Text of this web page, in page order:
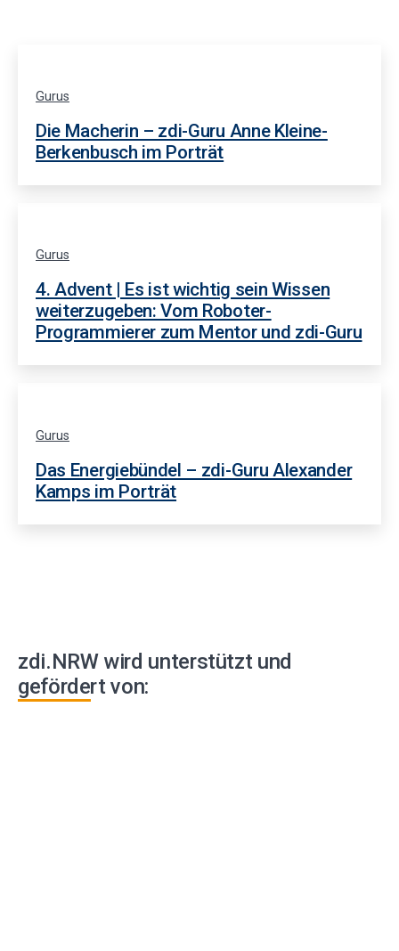
Gurus
Die Macherin – zdi-Guru Anne Kleine-
Berkenbusch im Porträt
Gurus
4. Advent | Es ist wichtig sein Wissen
weiterzugeben: Vom Roboter-
Programmierer zum Mentor und zdi-Guru
Gurus
Das Energiebündel – zdi-Guru Alexander
Kamps im Porträt
zdi.NRW wird unterstützt und
gefördert von: